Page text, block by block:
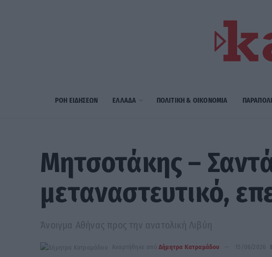
ΡΟΗ ΕΙΔΗΣΕΩΝ ΕΛΛΑΔΑ ΠΟΛΙΤΙΚΗ & ΟΙΚΟΝΟΜΙΑ
Μητσοτάκης –
μεταναστευτικό,
Άνοιγμα Αθήνας προς την ανατολική Λιβύη
Αναρτήθηκε από Δήμητρα Κατραμάδου 15/06/2026